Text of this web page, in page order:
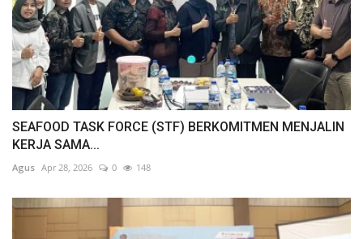
SEAFOOD TASK FORCE (STF) BERKOMITMEN MENJALIN
KERJA SAMA...
Agus Apr 28, 2026 0 148